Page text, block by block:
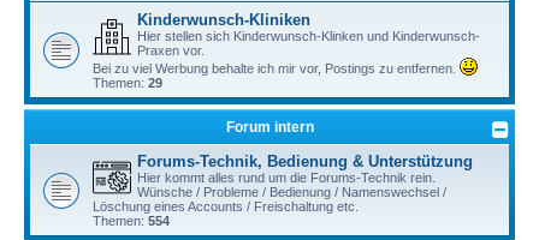
Kinderwunsch-Kliniken
Hier stellen sich Kinderwunsch-Klinken und Kinderwunsch-
Praxen vor.
Bei zu viel Werbung behalte ich mir vor, Postings zu entfernen.
Themen: 29
Forum intern
Forums-Technik, Bedienung & Unterstützung
Hier kommt alles rund um die Forums-Technik rein.
Wünsche / Probleme / Bedienung / Namenswechsel /
Löschung eines Accounts / Freischaltung etc.
Themen: 554